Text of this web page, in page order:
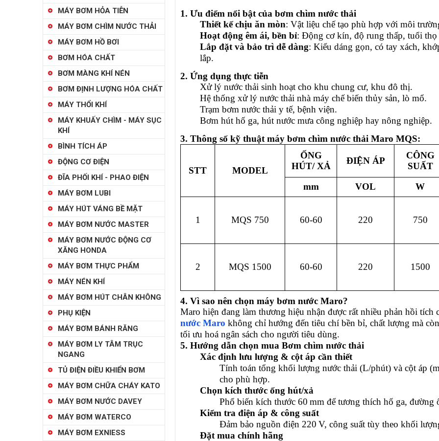
MÁY BƠM HỎA TIỄN
MÁY BƠM CHÌM NƯỚC THẢI
MÁY BƠM HỒ BƠI
BƠM HÓA CHẤT
BƠM MÀNG KHÍ NÉN
BƠM ĐỊNH LƯỢNG HÓA CHẤT
MÁY THỔI KHÍ
MÁY KHUẤY CHÌM - MÁY SỤC
KHÍ
BÌNH TÍCH ÁP
ĐỘNG CƠ ĐIỆN
ĐĨA PHỐI KHÍ - PHAO ĐIỆN
MÁY BƠM LUBI
MÁY HÚT VÁNG BỀ MẶT
MÁY BƠM NƯỚC MASTER
MÁY BƠM NƯỚC ĐỘNG CƠ
XĂNG HONDA
MÁY BƠM THỰC PHẨM
MÁY NÉN KHÍ
MÁY BƠM HÚT CHÂN KHÔNG
PHỤ KIỆN
MÁY BƠM BÁNH RĂNG
MÁY BƠM LY TÂM TRỤC
NGANG
TỦ ĐIỆN ĐIỀU KHIỂN BƠM
MÁY BƠM CHỮA CHÁY KATO
MÁY BƠM NƯỚC DAVEY
MÁY BƠM WATERCO
MÁY BƠM EXNIESS
1. Ưu điểm nổi bật của bơm chìm nước thải
Thiết kế chịu ăn mòn: Vật liệu chế tạo phù hợp với môi
Hoạt động êm ái, bền bỉ: Động cơ kín, độ rung thấp, tuổi
Lắp đặt và bảo trì dễ dàng: Kiểu dáng gọn, có tay xách,
lắp.
2. Ứng dụng thực tiễn
Xử lý nước thải sinh hoạt cho khu chung cư, khu đô thị.
Hệ thống xử lý nước thải nhà máy chế biến thủy sản, lò mổ.
Trạm bơm nước thải y tế, bệnh viện.
Bơm hút hố ga, hút nước mưa công nghiệp hay nông nghiệp.
3. Thông số kỹ thuật máy bơm chìm nước thải Maro MQS:
STT MODEL
ỐNG
HÚT/ XẢ
ĐIỆN ÁP
CÔNG
SUẤT
mm
VOL W
1 MQS 750 60-60 220 750
2 MQS 1500 60-60 220 1500
4. Vì sao nên chọn máy bơm nước Maro?
Maro hiện đang làm thương hiệu nhận được rất nhiều phản hồi tích
nước Maro không chỉ hướng đến tiêu chí bền bỉ, chất lượng mà
tối ưu hoá ngân sách cho người tiêu dùng.
5. Hướng dẫn chọn mua Bơm chìm nước thải
Xác định lưu lượng & cột áp cần thiết
Tính toán tổng khối lượng nước thải (L/phút) và cột áp
cho phù hợp.
Chọn kích thước ống hút/xả
Phổ biến kích thước 60 mm để tương thích hố ga, đường
Kiểm tra điện áp & công suất
Đảm bảo nguồn điện 220 V, công suất tùy theo khối
Đặt mua chính hãng